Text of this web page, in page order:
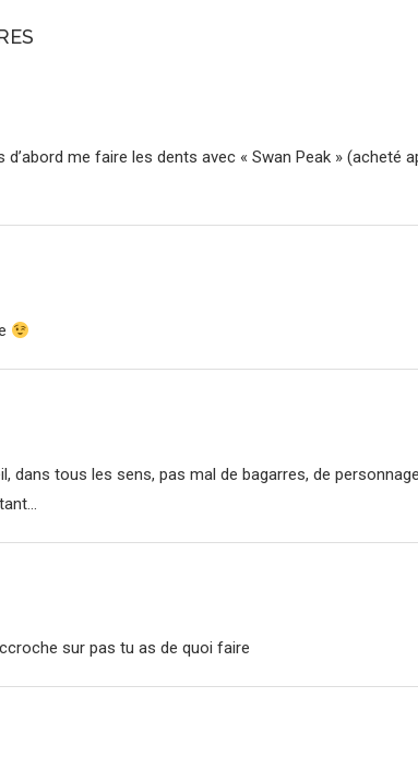
me faire les dents avec « Swan Peak » (acheté
tous les sens, pas mal de bagarres, de
sur pas tu as de quoi faire